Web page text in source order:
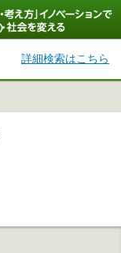
詳細検索はこちら